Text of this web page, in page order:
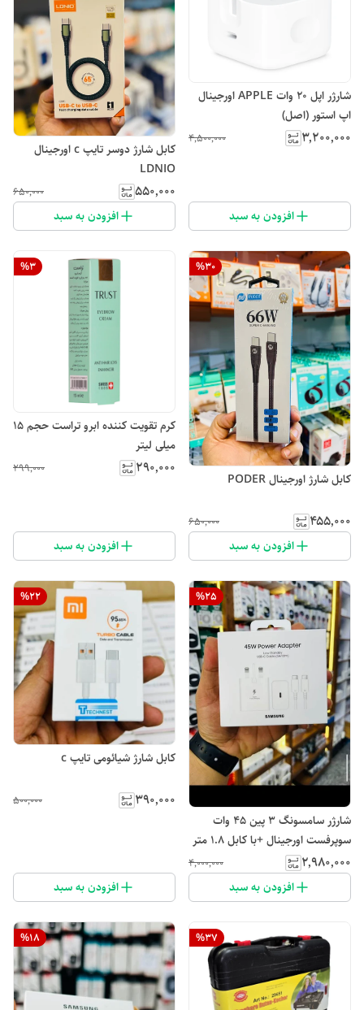
شارژر اپل 20 وات APPLE اورجینال
اپ استور (اصل)
۳٬۲۰۰٬۰۰۰ ۴٬۵۰۰٬۰۰۰
افزودن به سبد
کابل شارژ دوسر تایپ c اورجینال
LDNIO
۵۵۰٬۰۰۰ ۶۵۰٬۰۰۰
افزودن به سبد
%30
کابل شارژ اورجینال PODER
۴۵۵٬۰۰۰ ۶۵۰٬۰۰۰
افزودن به سبد
%3
کرم تقویت کننده ابرو تراست حجم 15
میلی لیتر
۲۹۰٬۰۰۰ ۲۹۹٬۰۰۰
افزودن به سبد
%25
شارژر سامسونگ 3 پین 45 وات
سوپرفست اورجینال +با کابل 1.8 متر
اورجینال (اصل)
۲٬۹۸۰٬۰۰۰ ۴٬۰۰۰٬۰۰۰
افزودن به سبد
%22
کابل شارژ شیائومی تایپ c
۳۹۰٬۰۰۰ ۵۰۰٬۰۰۰
افزودن به سبد
%37
%18